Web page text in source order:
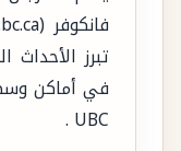
تبرز الأحداث
في أماكن
UBC .